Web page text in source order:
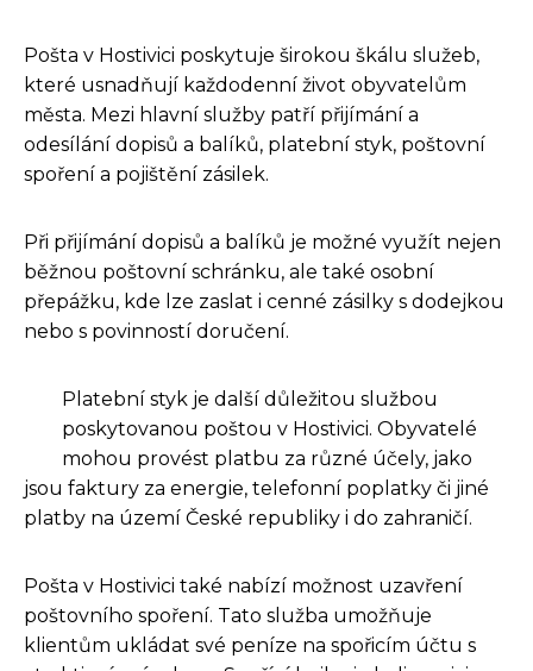
Pošta v Hostivici poskytuje širokou škálu služeb,
které usnadňují každodenní život obyvatelům
města. Mezi hlavní služby patří přijímání a
odesílání dopisů a balíků, platební styk, poštovní
spoření a pojištění zásilek.
Při přijímání dopisů a balíků je možné využít nejen
běžnou poštovní schránku, ale také osobní
přepážku, kde lze zaslat i cenné zásilky s dodejkou
nebo s povinností doručení.
Platební styk je další důležitou službou
poskytovanou poštou v Hostivici. Obyvatelé
mohou provést platbu za různé účely, jako
jsou faktury za energie, telefonní poplatky či jiné
platby na území České republiky i do zahraničí.
Pošta v Hostivici také nabízí možnost uzavření
poštovního spoření. Tato služba umožňuje
klientům ukládat své peníze na spořicím účtu s